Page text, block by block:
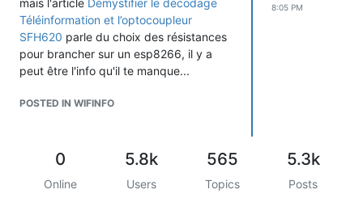
Téléinformation et l’optocoupleur
SFH620 parle du choix des résistances
pour brancher sur un esp8266, il y a
peut être l'info qu'il te manque...
POSTED IN WIFINFO
8:05 PM
0
Online
5.8k
Users
565
Topics
5.3k
Posts